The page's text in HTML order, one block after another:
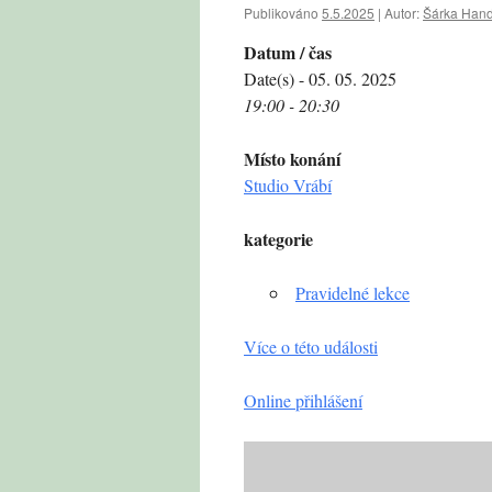
Publikováno 5.5.2025 | Autor:Šárka
Datum / čas
Date(s) - 05. 05. 2025
19:00 - 20:30
Místo konání
Studio Vrábí
kategorie
Pravidelné lekce
Více o této události
Online přihlášení